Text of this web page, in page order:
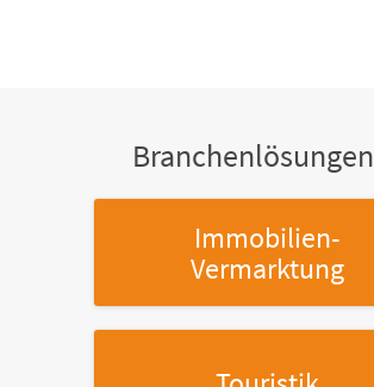
Branchenlösungen
Immobilien-
Vermarktung